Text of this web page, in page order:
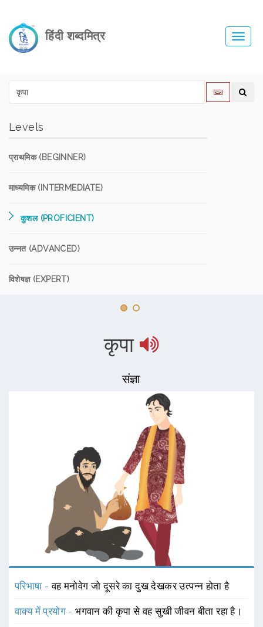
हिंदी शब्दमित्र
Levels
प्राथमिक (BEGINNER)
माध्यमिक (INTERMEDIATE)
कुशल (PROFICIENT)
उन्नत (ADVANCED)
विशेषज्ञ (EXPERT)
कृपा
संज्ञा
परिभाषा -वह मनोवेग जो दूसरे का दुख देखकर उत्पन्न होता है
वाक्य में प्रयोग -भगवान की कृपा से वह सुखी जीवन बीता रहा है।